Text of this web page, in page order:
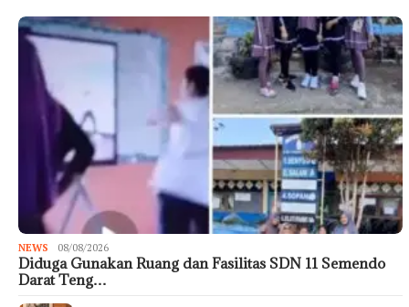
NEWS 08/08/2026
Diduga Gunakan Ruang dan Fasilitas SDN 11 Semendo
Darat Teng…